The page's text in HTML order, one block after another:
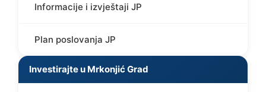
Informacije i izvještaji JP
Plan poslovanja JP
Investirajte u Mrkonjić Grad